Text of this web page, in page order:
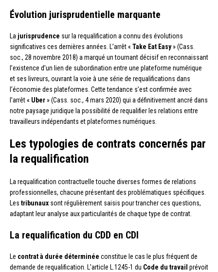
Évolution jurisprudentielle marquante
La jurisprudence sur la requalification a connu des évolutions
significatives ces dernières années. L’arrêt « Take Eat Easy» (Cass.
soc., 28 novembre 2018) a marqué un tournant décisif en reconnaissant
l’existence d’un lien de subordination entre une plateforme numérique
et ses livreurs, ouvrant la voie à une série de requalifications dans
l’économie des plateformes. Cette tendance s’est confirmée avec
l’arrêt « Uber» (Cass. soc., 4 mars 2020) qui a définitivement ancré dans
notre paysage juridique la possibilité de requalifier les relations entre
travailleurs indépendants et plateformes numériques.
Les typologies de contrats concernés par
la requalification
La requalification contractuelle touche diverses formes de relations
professionnelles, chacune présentant des problématiques spécifiques.
Les tribunaux sont régulièrement saisis pour trancher ces questions,
adaptant leur analyse aux particularités de chaque type de contrat.
La requalification du CDD en CDI
Le contrat à durée déterminée constitue le cas le plus fréquent de
demande de requalification. L’article L.1245-1 du Code du travail prévoit